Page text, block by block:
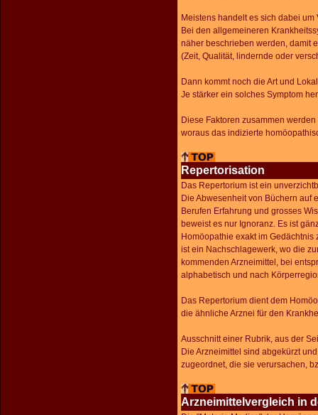
Meistens handelt es sich dabei
Bei den allgemeineren
näher beschrieben werden, damit
(Zeit, Qualität, lindernde oder
Dann kommt noch die Art und
Je stärker ein solches Symptom
Diese Faktoren zusammen
woraus das indizierte
Repertorisation
Das Repertorium ist ein
Die Abwesenheit von Büchern auf
Berufen Erfahrung und grosses
beweist es nur Ignoranz. Es ist
Homöopathie exakt im
ist ein Nachschlagewerk, wo die
kommenden Arzneimittel, bei
alphabetisch und nach
Das Repertorium dient dem
die ähnliche Arznei für den
Ausschnitt einer Rubrik, aus der
Die Arzneimittel sind abgekürzt
zugeordnet, die sie verursachen,
Arzneimittelvergleich in